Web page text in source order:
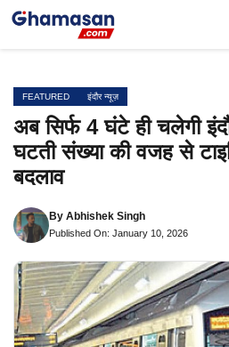
Skip
FEATURED इंदौर न्यूज़
अब सिर्फ 4 घंटे ही चलेगी
घटती संख्या की वजह से
बदलाव
By Abhishek Singh
Published On: January 10, 2026